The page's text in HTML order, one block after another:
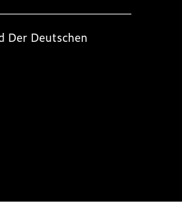
Der Deutschen